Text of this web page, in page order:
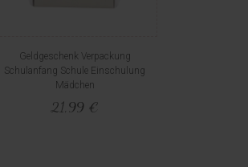
Geldgeschenk Verpackung
Schulanfang Schule Einschulung
Mädchen
21,99 €